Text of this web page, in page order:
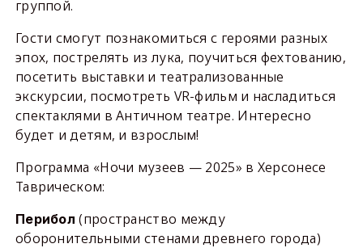
группой.
Гости смогут познакомиться с героями разных
эпох, пострелять из лука, поучиться фехтованию,
посетить выставки и театрализованные
экскурсии, посмотреть VR-фильм и насладиться
спектаклями в Античном театре. Интересно
будет и детям, и взрослым!
Программа «Ночи музеев — 2025» в Херсонесе
Таврическом:
Перибол (пространство между
оборонительными стенами древнего города)